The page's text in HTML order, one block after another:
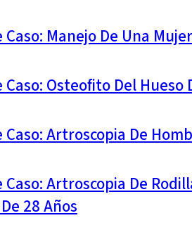
Caso: Manejo De Una
Caso: Osteofito Del
Caso: Artroscopia De
Caso: Artroscopia De
28 Años